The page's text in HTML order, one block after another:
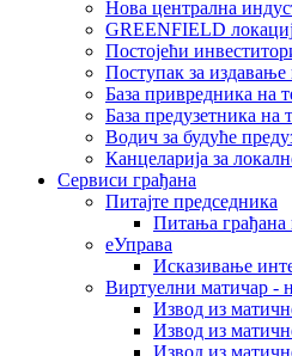
Нова централна
GREENFIELD
Постојећи
Поступак за издавање
База привредника на
База предузетника на
Водич за будуће
Канцеларија за
Сервиси грађана
Питајте председника
Питања грађана
еУправа
Исказивање
Виртуелни матичар -
Извод из
Извод из
Извод из